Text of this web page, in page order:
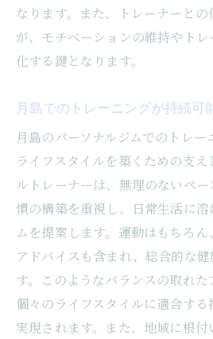
なります。また、トレーナーとの
が、モチベーションの維持やト
化する鍵となります。
月島でのトレーニングが持続可
月島のパーソナルジムでのトレ
ライフスタイルを築くための支
ルトレーナーは、無理のないペ
慣の構築を重視し、日常生活に
ムを提案します。運動はもちろ
アドバイスも含まれ、総合的な
す。このようなバランスの取れた
個々のライフスタイルに適合す
実現されます。また、地域に根